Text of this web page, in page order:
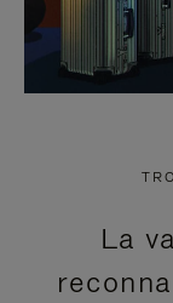
La